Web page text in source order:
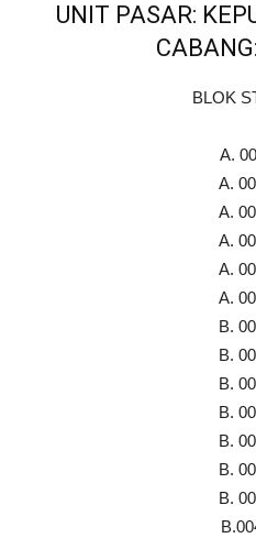
UNIT PASAR:
BLOK
A.
A.
A.
A.
A.
A.
B.
B.
B.
B.
B.
B.
B.